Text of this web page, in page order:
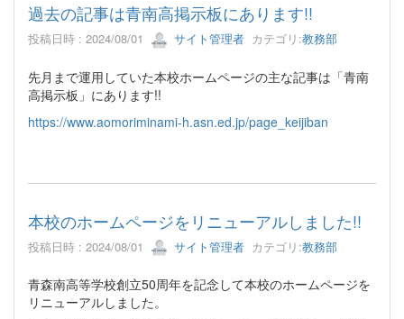
過去の記事は青南高掲示板にあります!!
投稿日時 : 2024/08/01 サイト管理者 カテゴリ:教務部
先月まで運用していた本校ホームページの主な記事は「青南
高掲示板」にあります!!
https://www.aomoriminami-h.asn.ed.jp/page_keijiban
本校のホームページをリニューアルしました!!
投稿日時 : 2024/08/01 サイト管理者 カテゴリ:教務部
青森南高等学校創立50周年を記念して本校のホームページを
リニューアルしました。